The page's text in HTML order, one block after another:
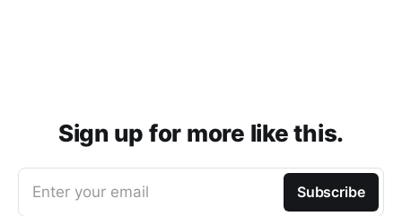
Sign up for more like this.
Enter your email Subscribe